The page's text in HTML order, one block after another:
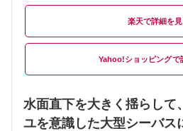
楽天
Yahoo!ショッピング
水面直下を大きく揺らして
ユを意識した大型シーバス